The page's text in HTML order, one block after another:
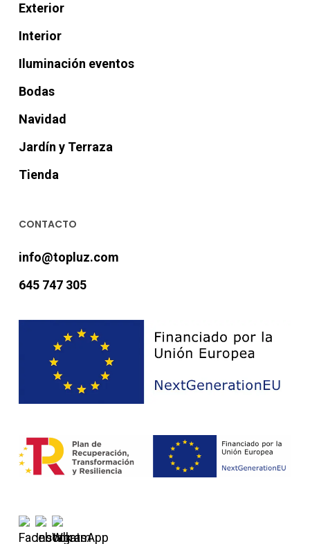
Exterior
Interior
Iluminación eventos
Bodas
Navidad
Jardín y Terraza
Tienda
CONTACTO
info@topluz.com
645 747 305